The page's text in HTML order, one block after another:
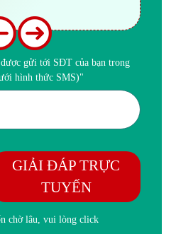
gửi tới SĐT của bạn trong
hình thức SMS)"
GIẢI ĐÁP TRỰC
TUYẾN
chờ lâu, vui lòng click